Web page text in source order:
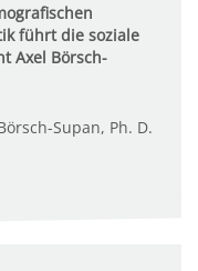
führt die soziale
Axel Börsch-
Supan, Ph. D.